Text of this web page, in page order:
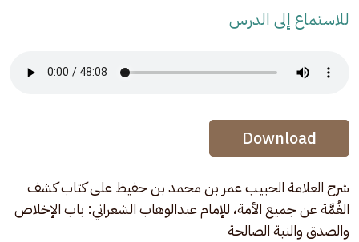
للاستماع إلى الدرس
Audio Stream
Audio Stream
Download
شرح العلامة الحبيب عمر بن محمد بن حفيظ على كتاب كشف
الغُمَّة عن جميع الأمة، للإمام عبدالوهاب الشعراني: باب الإخلاص
والصدق والنية الصالحة